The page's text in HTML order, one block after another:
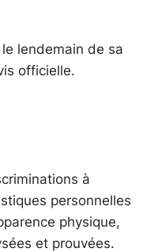
lendemain de sa
officielle.
à
personnelles
physique,
et prouvées.